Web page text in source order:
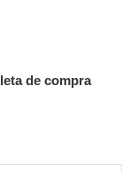
de compra